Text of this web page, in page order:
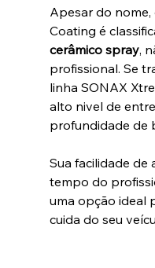
Apesar do nome,
Coating é
cerâmico spray,
profissional. Se
linha SONAX
alto nivel de
profundidade de
Sua facilidade de
tempo do
uma opção ideal
cuida do seu